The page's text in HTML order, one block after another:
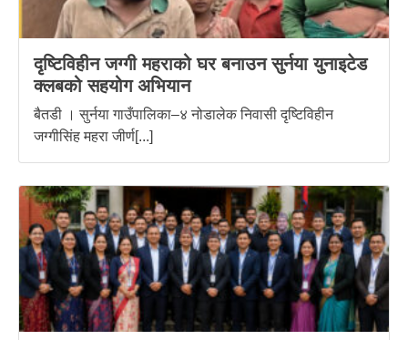
दृष्टिविहीन जग्गी महराको घर बनाउन सुर्नया युनाइटेड
क्लबको सहयोग अभियान
बैतडी । सुर्नया गाउँपालिका–४ नोडालेक निवासी दृष्टिविहीन
जग्गीसिंह महरा जीर्ण[...]